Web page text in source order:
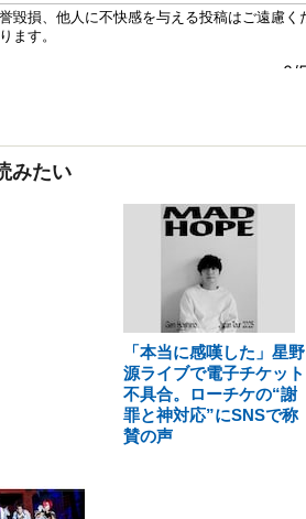
みたい
「本当に感嘆した」星野
源ライブで電子チケット
不具合。ローチケの“謝
罪と神対応”にSNSで称
賛の声